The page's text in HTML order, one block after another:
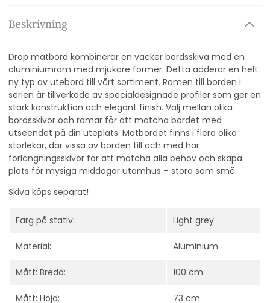
Beskrivning
Drop matbord kombinerar en vacker bordsskiva med en
aluminiumram med mjukare former. Detta adderar en helt
ny typ av utebord till vårt sortiment. Ramen till borden i
serien är tillverkade av specialdesignade profiler som ger en
stark konstruktion och elegant finish. Välj mellan olika
bordsskivor och ramar för att matcha bordet med
utseendet på din uteplats. Matbordet finns i flera olika
storlekar, där vissa av borden till och med har
förlängningsskivor för att matcha alla behov och skapa
plats för mysiga middagar utomhus – stora som små.
Skiva köps separat!
Färg på stativ: Light grey
Material: Aluminium
Mått: Bredd: 100 cm
Mått: Höjd: 73 cm